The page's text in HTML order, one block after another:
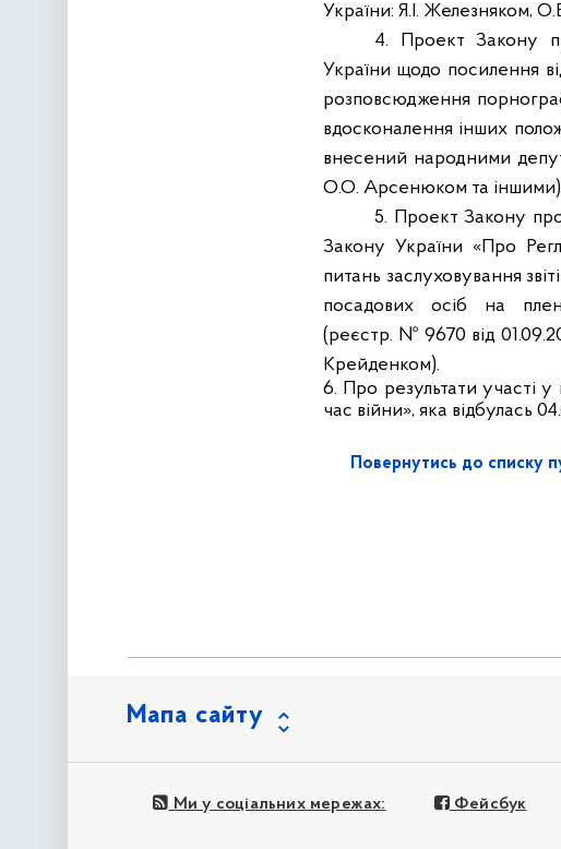
України: Я.І. Железняком,
4.
Проект Закону
України щодо посилення
розповсюдження
вдосконалення інших
внесений народними
О.О. Арсенюком та
5. Проект Закону
Закону України «Про
питань заслуховування
посадових осіб на
(реєстр. № 9670 від
Крейденком).
6. Про результати участі
час війни», яка відбулась
Повернутись до списку
Мапа сайту
Ми у соціальних мережах: Фейсбук